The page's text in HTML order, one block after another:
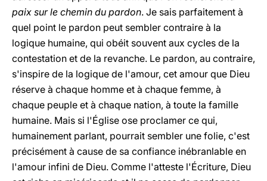
paix sur le chemin du pardon. Je sais parfaitement à
quel point le pardon peut sembler contraire à la
logique humaine, qui obéit souvent aux cycles de la
contestation et de la revanche. Le pardon, au contraire,
s'inspire de la logique de l'amour, cet amour que Dieu
réserve à chaque homme et à chaque femme, à
chaque peuple et à chaque nation, à toute la famille
humaine. Mais si l'Église ose proclamer ce qui,
humainement parlant, pourrait sembler une folie, c'est
précisément à cause de sa confiance inébranlable en
l'amour infini de Dieu. Comme l'atteste l'Écriture, Dieu